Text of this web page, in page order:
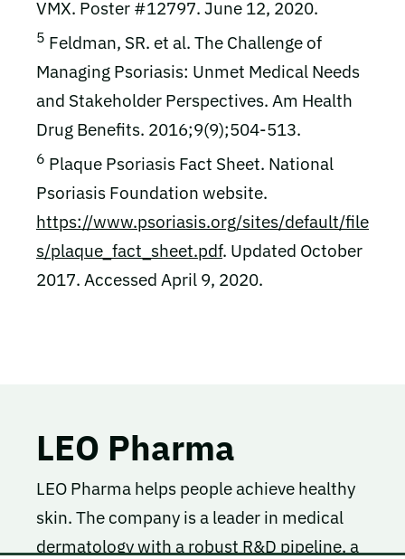
VMX. Poster #12797. June 12, 2020.
5 Feldman, SR. et al. The Challenge of
Managing Psoriasis: Unmet Medical Needs
and Stakeholder Perspectives. Am Health
Drug Benefits. 2016;9(9);504-513.
6 Plaque Psoriasis Fact Sheet. National
Psoriasis Foundation website.
https://www.psoriasis.org/sites/default/file
s/plaque_fact_sheet.pdf. Updated October
2017. Accessed April 9, 2020.
LEO Pharma
LEO Pharma helps people achieve healthy
skin. The company is a leader in medical
dermatology with a robust R&D pipeline, a